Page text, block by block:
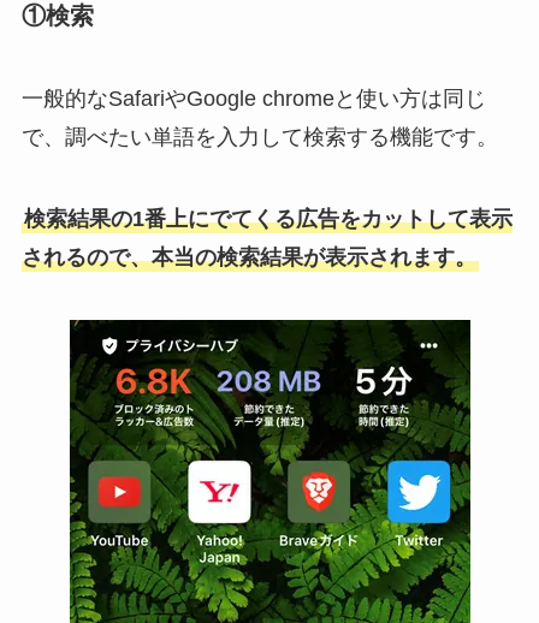
①検索
一般的なSafariやGoogle chromeと使い方は同じ
で、調べたい単語を入力して検索する機能です。
検索結果の1番上にでてくる広告をカットして表示
されるので、本当の検索結果が表示されます。